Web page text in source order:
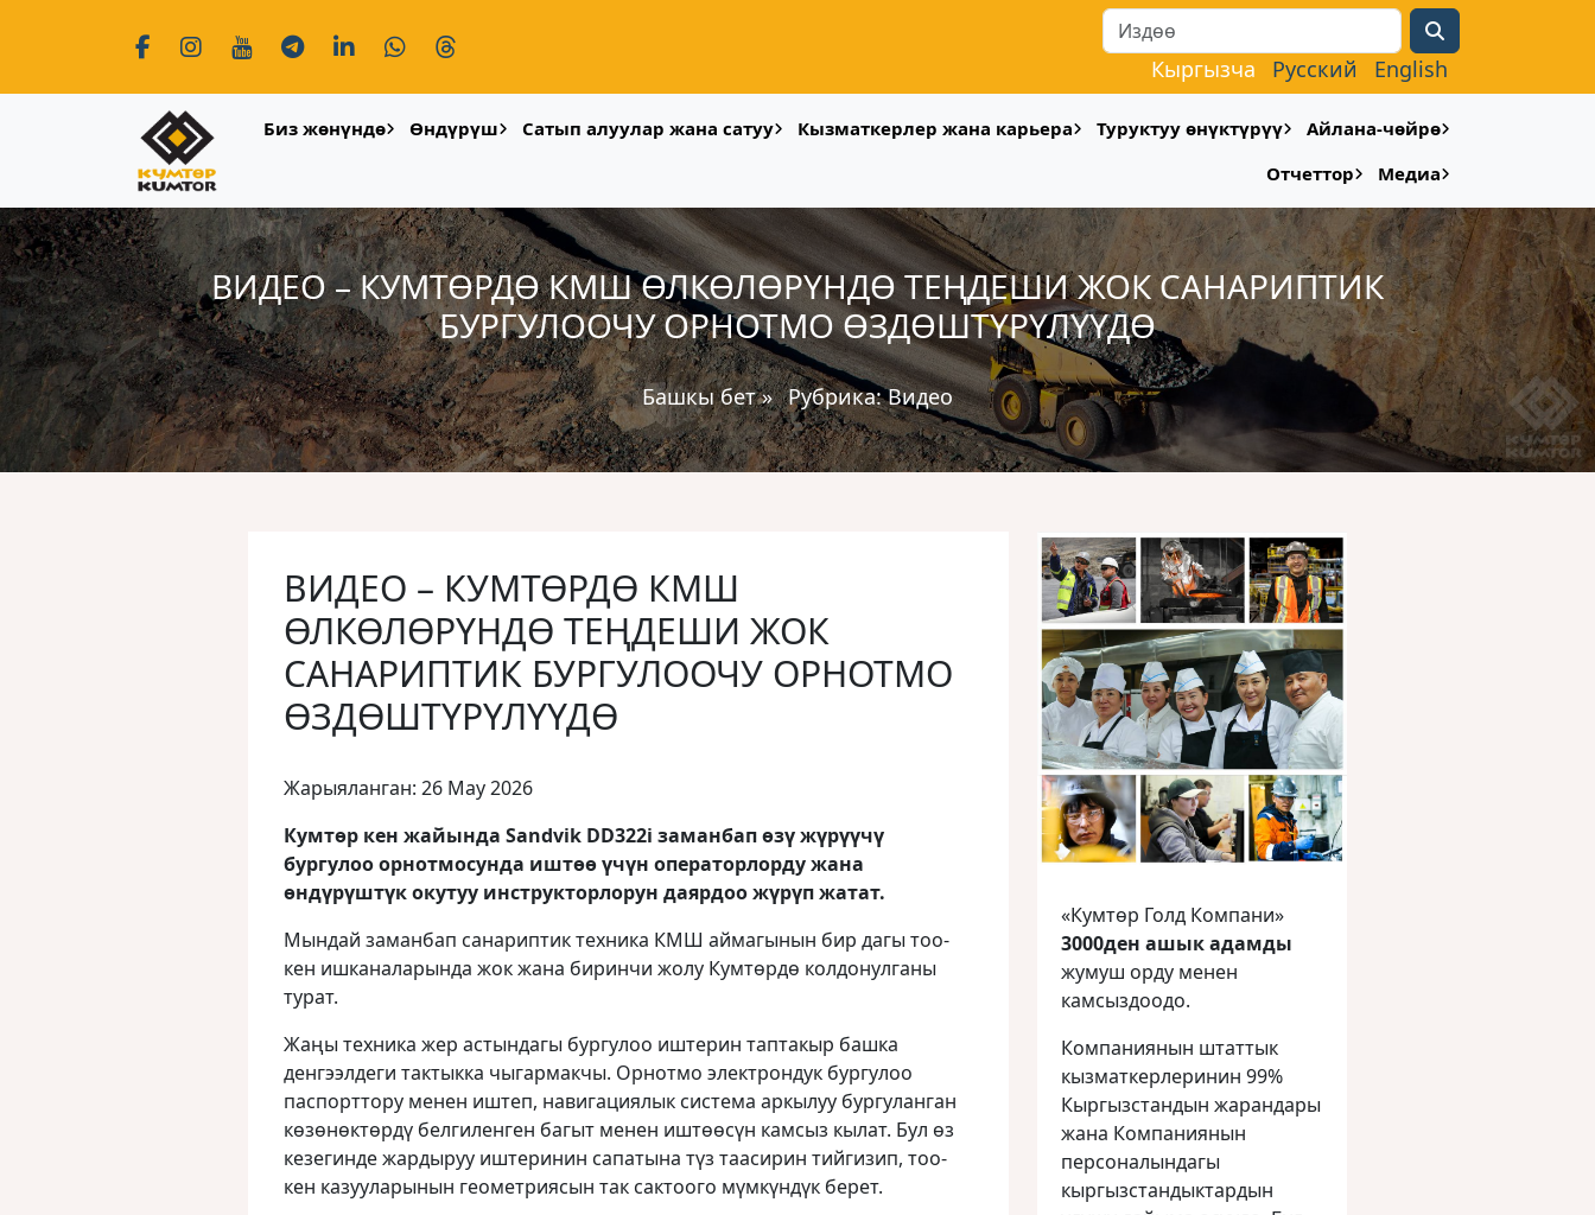
Search
Кыргызча Русский English
Биз жөнүндө Өндүрүш Сатып алуулар жана сатуу Кызматкерлер жана карьера Туруктуу өнүктүрүү
Айлана-чөйрө
Отчеттор
Медиа
ВИДЕО – КУМТӨРДӨ КМШ ӨЛКӨЛӨРҮНДӨ ТЕҢДЕШИ ЖОК САНАРИПТИК
БУРГУЛООЧУ ОРНОТМО ӨЗДӨШТҮРҮЛҮҮДӨ
Башкы бет» Рубрика:Видео
ВИДЕО – КУМТӨРДӨ КМШ
ӨЛКӨЛӨРҮНДӨ ТЕҢДЕШИ ЖОК
САНАРИПТИК БУРГУЛООЧУ ОРНОТМО
ӨЗДӨШТҮРҮЛҮҮДӨ
Жарыяланган: 26 May 2026
Кумтөр кен жайында Sandvik DD322i заманбап өзү жүрүүчү
бургулоо орнотмосунда иштөө үчүн операторлорду жана
өндүрүштүк окутуу инструкторлорун даярдоо жүрүп жатат.
​Мындай заманбап санариптик техника КМШ аймагынын бир дагы тоо-
кен ишканаларында жок жана биринчи жолу Кумтөрдө колдонулганы
турат.
​Жаңы техника жер астындагы бургулоо иштерин таптакыр башка
денгээлдеги тактыкка чыгармакчы. Орнотмо электрондук бургулоо
паспорттору менен иштеп, навигациялык система аркылуу бургуланган
көзөнөктөрдү белгиленген багыт менен иштөөсүн камсыз кылат. Бул өз
кезегинде жардыруу иштеринин сапатына түз таасирин тийгизип, тоо-
кен казууларынын геометриясын так сактоого мүмкүндүк берет.
«Кумтөр Голд Компани»
3000ден ашык адамды
жумуш орду менен
камсыздоодо.
Компаниянын штаттык
кызматкерлеринин 99%
Кыргызстандын жарандары
жана Компаниянын
персоналындагы
кыргызстандыктардын